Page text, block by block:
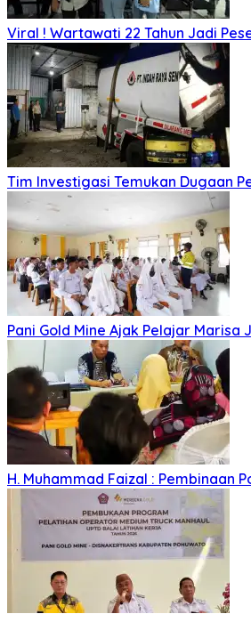
Viral ! Wartawati 22 Tahun Jadi
Tim Investigasi Temukan Dugaan
Pani Gold Mine Ajak Pelajar
H. Muhammad Faizal : Pembinaan